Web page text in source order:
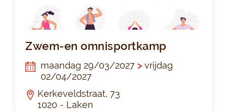
Zwem-en omnisportkamp
maandag 29/03/2027 >vrijdag
02/04/2027
Kerkeveldstraat, 73
1020 - Laken